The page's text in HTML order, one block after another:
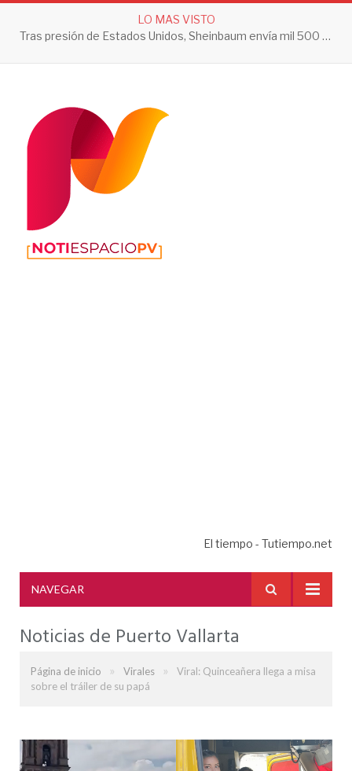
LO MAS VISTO
Tras presión de Estados Unidos, Sheinbaum envía mil 500 soldados a Michoacán
El tiempo - Tutiempo.net
NAVEGAR
Noticias de Puerto Vallarta
Página de inicio » Virales »
Viral: Quinceañera llega a misa
sobre el tráiler de su papá